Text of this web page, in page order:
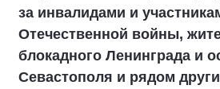
за инвалидами и
Отечественной войны,
блокадного Ленинграда и
Севастополя и рядом